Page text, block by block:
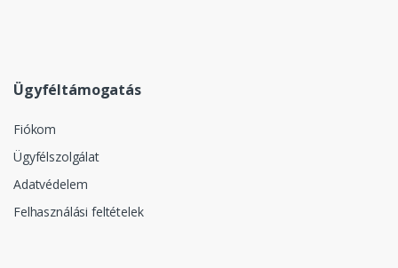
Ügyféltámogatás
Fiókom
Ügyfélszolgálat
Adatvédelem
Felhasználási feltételek